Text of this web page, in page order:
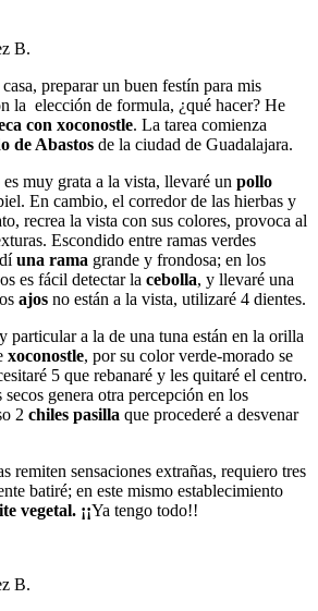
B.
preparar un buen festín para mis
la elección de formula, ¿qué hacer? He
con xoconostle. La tarea comienza
de Abastos de la ciudad de Guadalajara.
muy grata a la vista, llevaré un pollo
En cambio, el corredor de las hierbas y
recrea la vista con sus colores, provoca al
Escondido entre ramas verdes
una rama grande y frondosa; en los
es fácil detectar la cebolla, y llevaré una
ajos no están a la vista, utilizaré 4 dientes.
particular a la de una tuna están en la orilla
xoconostle, por su color verde-morado se
5 que rebanaré y les quitaré el centro.
genera otra percepción en los
2 chiles pasilla que procederé a desvenar
remiten sensaciones extrañas, requiero tres
batiré; en este mismo establecimiento
vegetal. ¡¡Ya tengo todo!!
B.